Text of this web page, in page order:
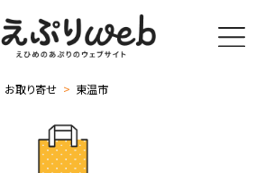
お取り寄せ > 東温市